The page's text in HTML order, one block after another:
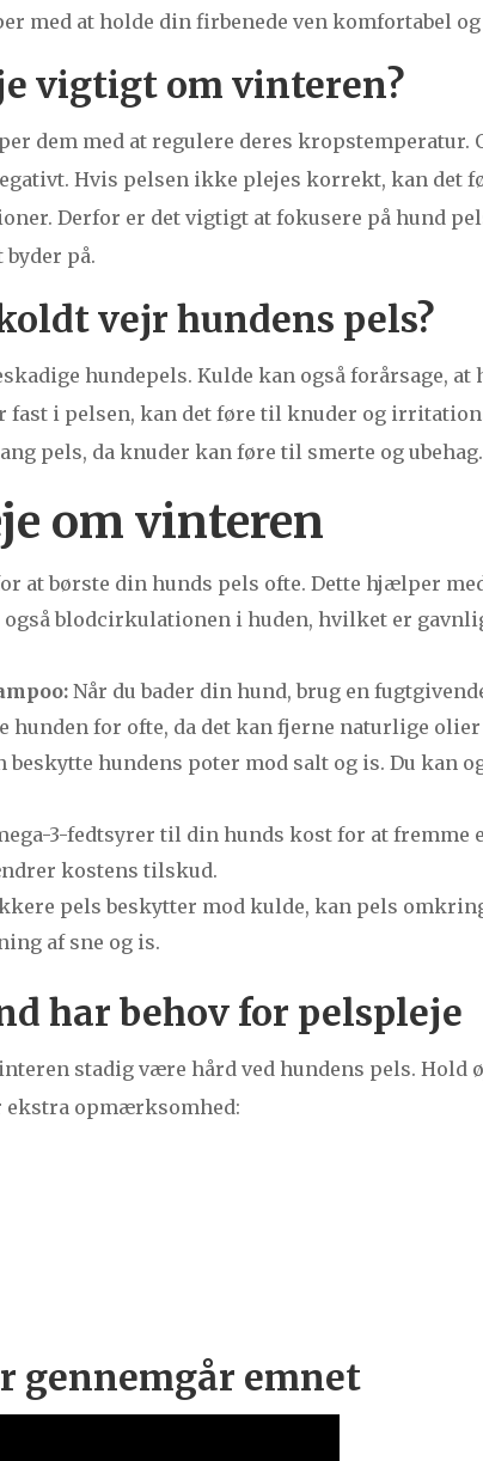
med at holde din firbenede ven komfortabel og
vigtigt om vinteren?
dem med at regulere deres kropstemperatur.
Hvis pelsen ikke plejes korrekt, kan det
Derfor er det vigtigt at fokusere på hund
på.
vejr hundens pels?
hundepels. Kulde kan også forårsage,
fast i pelsen, kan det føre til knuder og
pels, da knuder kan føre til smerte og ubehag.
om vinteren
at børste din hunds pels ofte. Dette hjælper
blodcirkulationen i huden, hvilket er
Når du bader din hund, brug en
hunden for ofte, da det kan fjerne naturlige
beskytte hundens poter mod salt og is. Du kan
3-fedtsyrer til din hunds kost for at fremme
kostens tilskud.
pels beskytter mod kulde, kan pels
af sne og is.
har behov for pelspleje
stadig være hård ved hundens pels. Hold
ekstra opmærksomhed:
gennemgår emnet